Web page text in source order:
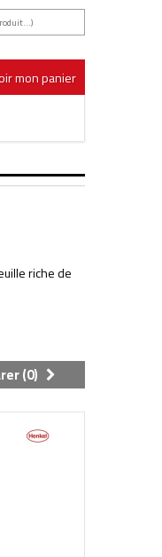
mon panier
riche de
(0)